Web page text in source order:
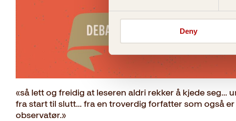
Deny
«så lett og freidig at leseren aldri rekker å kjede seg…
fra start til slutt… fra en troverdig forfatter som også er
observatør.»